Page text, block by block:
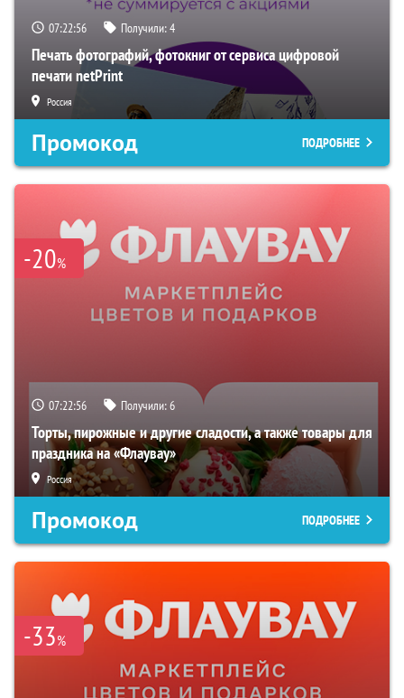
07:22:55 Получили:4
Печать фотографий, фотокниг от сервиса цифровой
печати netPrint
Россия
Промокод ПОДРОБНЕЕ
-20%
07:22:55 Получили:6
Торты, пирожные и другие сладости, а также товары для
праздника на «Флаувау»
Россия
Промокод ПОДРОБНЕЕ
-33%